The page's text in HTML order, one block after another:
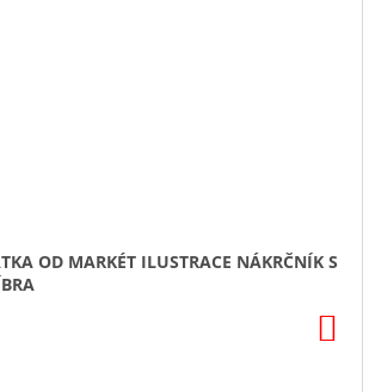
OD MARKÉT ILUSTRACE NÁKRČNÍK S